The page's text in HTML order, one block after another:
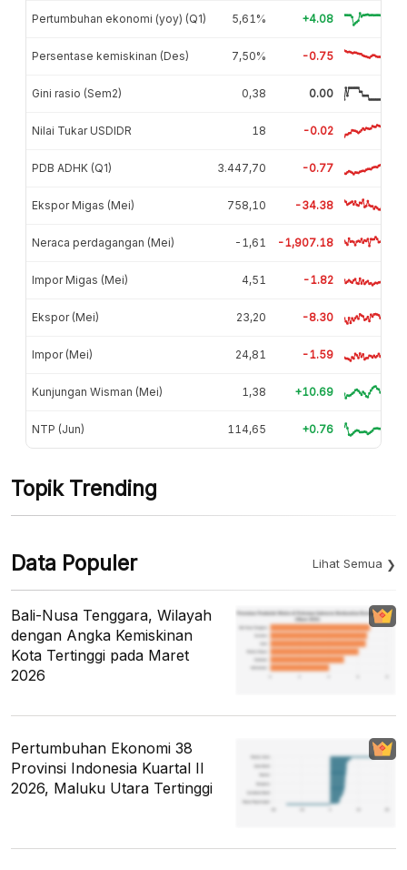
Pertumbuhan ekonomi (yoy) (Q1) 5,61% +4.08
Persentase kemiskinan (Des) 7,50% -0.75
Gini rasio (Sem2) 0,38 0.00
Nilai Tukar USDIDR 18 -0.02
PDB ADHK (Q1) 3.447,70 -0.77
Ekspor Migas (Mei) 758,10 -34.38
Neraca perdagangan (Mei) -1,61 -1,907.18
Impor Migas (Mei) 4,51 -1.82
Ekspor (Mei) 23,20 -8.30
Impor (Mei) 24,81 -1.59
Kunjungan Wisman (Mei) 1,38 +10.69
NTP (Jun) 114,65 +0.76
Topik Trending
Data Populer Lihat Semua
Bali-Nusa Tenggara, Wilayah
dengan Angka Kemiskinan
Kota Tertinggi pada Maret
2026
Pertumbuhan Ekonomi 38
Provinsi Indonesia Kuartal II
2026, Maluku Utara Tertinggi